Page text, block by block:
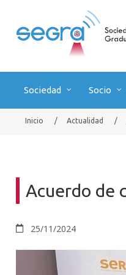
Sociedad Socio
Inicio / Actualidad /
Acuerdo de
25/11/2024